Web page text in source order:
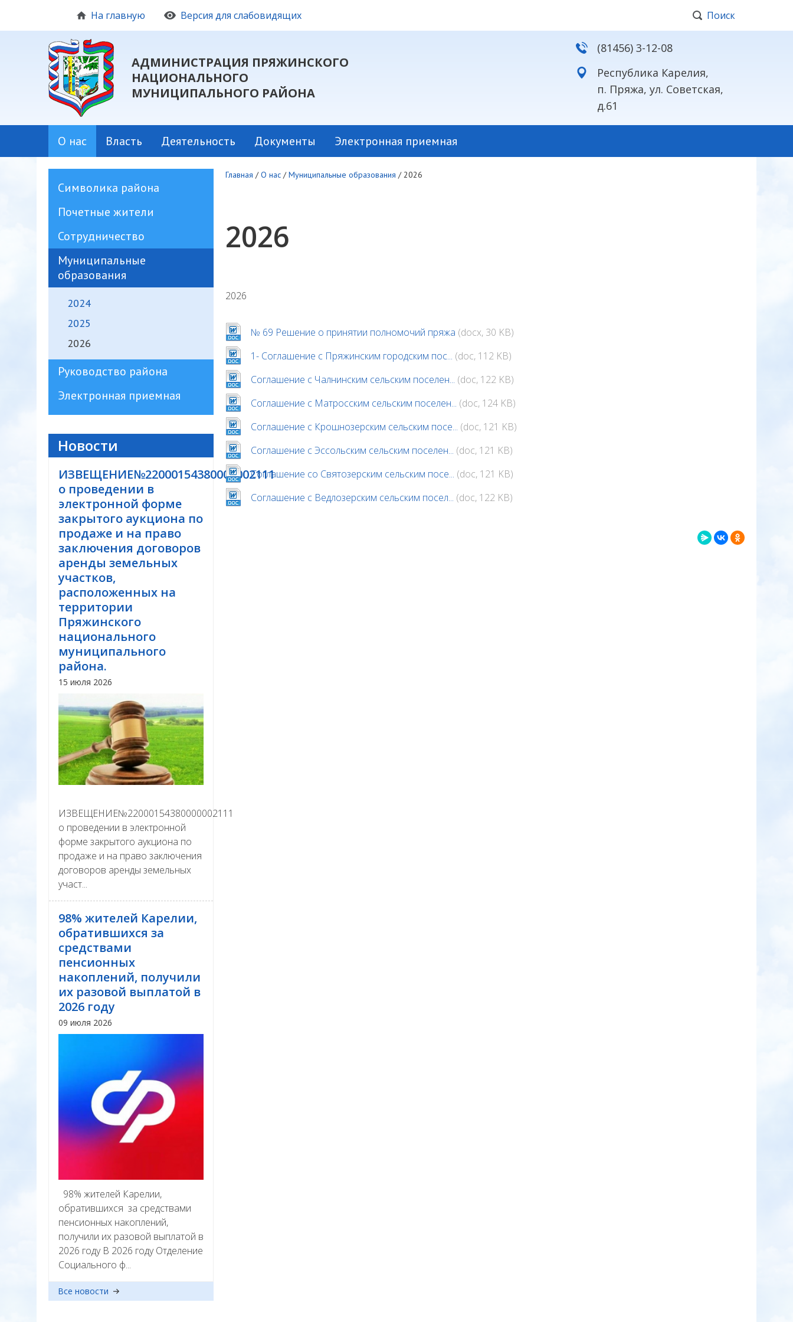
На главную Версия для слабовидящих Поиск
АДМИНИСТРАЦИЯ ПРЯЖИНСКОГО
НАЦИОНАЛЬНОГО
МУНИЦИПАЛЬНОГО РАЙОНА
(81456) 3-12-08
Республика Карелия,
п. Пряжа, ул. Советская,
д.61
О нас Власть Деятельность Документы Электронная приемная
Символика района
Почетные жители
Сотрудничество
Муниципальные
образования
2024
2025
2026
Руководство района
Электронная приемная
Новости
ИЗВЕЩЕНИЕ№22000154380000002111
о проведении в
электронной форме
закрытого аукциона по
продаже и на право
заключения договоров
аренды земельных
участков,
расположенных на
территории
Пряжинского
национального
муниципального
района.
15 июля 2026
ИЗВЕЩЕНИЕ№22000154380000002111
о проведении в электронной
форме закрытого аукциона по
продаже и на право заключения
договоров аренды земельных
участ...
98% жителей Карелии,
обратившихся за
средствами
пенсионных
накоплений, получили
их разовой выплатой в
2026 году
09 июля 2026
98% жителей Карелии,
обратившихся за средствами
пенсионных накоплений,
получили их разовой выплатой в
2026 году В 2026 году Отделение
Социального ф...
Все новости
Главная /О нас /Муниципальные образования /2026
2026
2026
№ 69 Решение о принятии полномочий пряжа (docx, 30 KB)
1- Соглашение с Пряжинским городским пос... (doc, 112 KB)
Соглашение с Чалнинским сельским поселен... (doc, 122 KB)
Соглашение с Матросским сельским поселен... (doc, 124 KB)
Соглашение с Крошнозерским сельским посе... (doc, 121 KB)
Соглашение с Эссольским сельским поселен... (doc, 121 KB)
Соглашение со Святозерским сельским посе... (doc, 121 KB)
Соглашение с Ведлозерским сельским посел... (doc, 122 KB)